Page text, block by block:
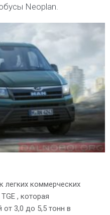
Neoplan.
легких коммерческих
, которая
от 3,0 до 5,5 тонн в